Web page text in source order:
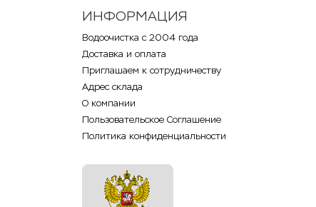
ИНФОРМАЦИЯ
Водоочистка с 2004 года
Доставка и оплата
Приглашаем к сотрудничеству
Адрес склада
О компании
Пользовательское Соглашение
Политика конфиденциальности